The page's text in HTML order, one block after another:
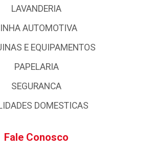
LAVANDERIA
AUTOMOTIVA
E EQUIPAMENTOS
PAPELARIA
SEGURANCA
DOMESTICAS
Fale Conosco